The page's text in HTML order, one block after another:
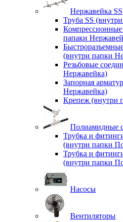
Нержавейка SS
Труба SS
папаки
(внутри папки
Резьбовые
Нержавейка)
Запорная
Нержавейка)
Крепеж (внутри
Полиамидные
Трубка и
(внутри папки
Трубка и
(внутри папки
Насосы
Вентиляторы